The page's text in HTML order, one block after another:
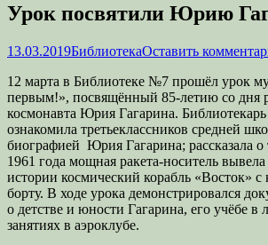
Урок посвятили Юрию
Опубликовано
13.03.2019Автор
БиблиотекаОставить
12 марта в Библиотеке №7 прошёл урок
первым!», посвящённый 85-летию со дня
космонавта Юрия Гагарина.
ознакомила третьеклассников средней
биографией Юрия Гагарина; рассказала
1961 года мощная ракета-носитель
истории космический корабль «Восток» с
борту. В ходе урока демонстрировался
о детстве и юности Гагарина, его учёбе
занятиях в аэроклубе.